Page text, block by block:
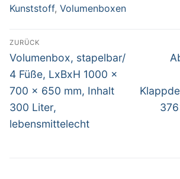
Kunststoff, Volumenboxen
Beitragsnavigation
ZURÜCK
Vorheriger
Beitrag:
Volumenbox, stapelbar/
4 Füße, LxBxH 1000 x
700 x 650 mm, Inhalt
300 Liter,
lebensmittelecht